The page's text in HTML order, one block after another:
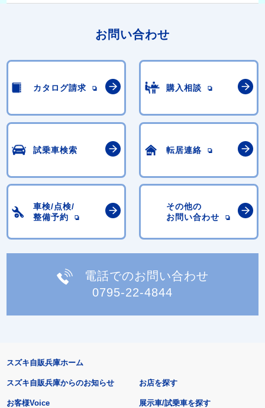
お問い合わせ
カタログ請求 購入相談
試乗車検索 転居連絡
車検/点検/
整備予約
その他の
お問い合わせ
電話でのお問い合わせ
0795-22-4844
スズキ自販兵庫ホーム
スズキ自販兵庫からのお知らせ
お客様Voice
お店を探す
展示車/試乗車を探す